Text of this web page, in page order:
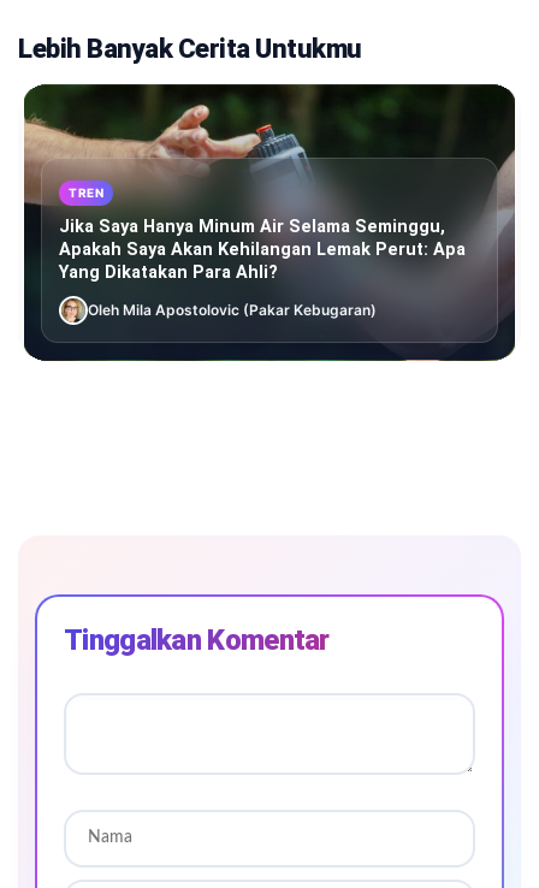
Lebih Banyak Cerita Untukmu
TREN
Jika Saya Hanya Minum Air Selama Seminggu,
Apakah Saya Akan Kehilangan Lemak Perut: Apa
Yang Dikatakan Para Ahli?
Oleh Mila Apostolovic (Pakar Kebugaran)
Tinggalkan Komentar